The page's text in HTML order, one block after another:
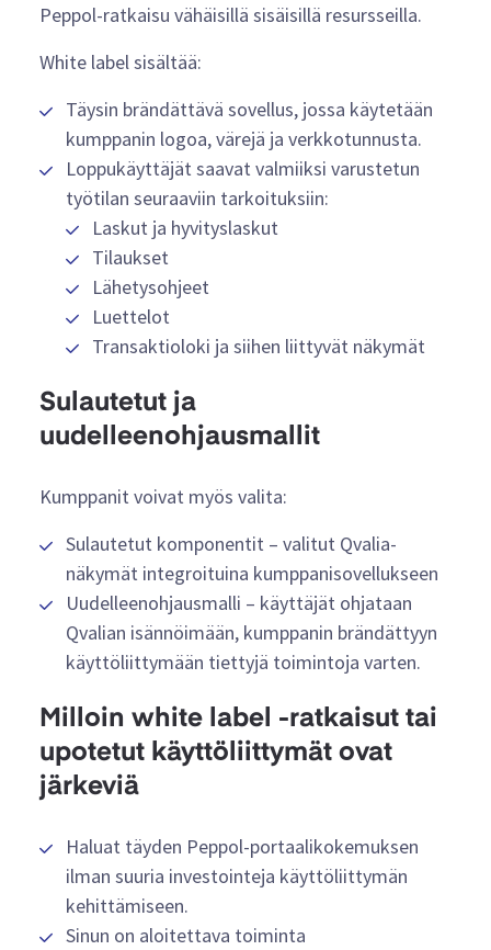
Peppol-ratkaisu vähäisillä sisäisillä resursseilla.
White label sisältää:
Täysin brändättävä sovellus, jossa käytetään
kumppanin logoa, värejä ja verkkotunnusta.
Loppukäyttäjät saavat valmiiksi varustetun
työtilan seuraaviin tarkoituksiin:
Laskut ja hyvityslaskut
Tilaukset
Lähetysohjeet
Luettelot
Transaktioloki ja siihen liittyvät näkymät
Sulautetut ja
uudelleenohjausmallit
Kumppanit voivat myös valita:
Sulautetut komponentit – valitut Qvalia-
näkymät integroituina kumppanisovellukseen
Uudelleenohjausmalli – käyttäjät ohjataan
Qvalian isännöimään, kumppanin brändättyyn
käyttöliittymään tiettyjä toimintoja varten.
Milloin white label -ratkaisut tai
upotetut käyttöliittymät ovat
järkeviä
Haluat täyden Peppol-portaalikokemuksen
ilman suuria investointeja käyttöliittymän
kehittämiseen.
Sinun on aloitettava toiminta